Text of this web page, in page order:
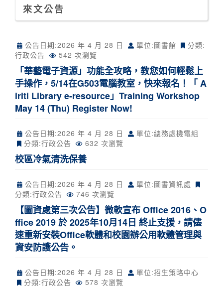
來文公告
公告日期:2026 年 4 月 28 日 單位:圖書館
分類:
行政公告
542 次瀏覽
「華藝電子資源」功能全攻略，教您如何輕鬆上
手操作，5/14在G503電腦教室，快來報名！「 A
iriti Library e-resource」Training Workshop
May 14 (Thu) Register Now!
公告日期:2026 年 4 月 28 日
單位:總務處機電組
分類:行政公告 632 次瀏覽
校區冷氣清洗保養
公告日期:2026 年 4 月 28 日
單位:圖書資訊處
分類:行政公告 746 次瀏覽
【圖資處第三次公告】微軟宣布 Office 2016、O
ffice 2019 於 2025年10月14日 終止支援，請儘
速重新安裝Office軟體和校園辦公用軟體管理與
資安防護公告。
公告日期:2026 年 4 月 28 日
單位:招生策略中心
分類:行政公告 578 次瀏覽